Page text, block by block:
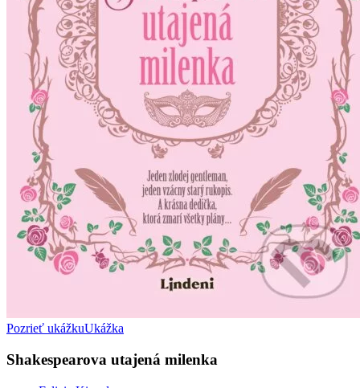
Pozrieť ukážkuUkážka
Shakespearova utajená milenka